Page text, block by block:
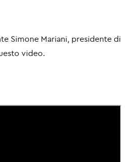
Simone Mariani, presidente di
video.